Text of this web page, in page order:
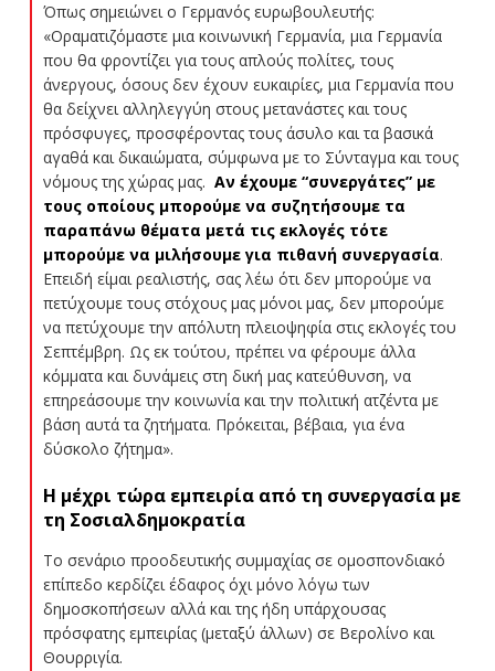
Όπως σημειώνει ο Γερμανός ευρωβουλευτής:
«Οραματιζόμαστε μια κοινωνική Γερμανία, μια Γερμανία
που θα φροντίζει για τους απλούς πολίτες, τους
άνεργους, όσους δεν έχουν ευκαιρίες, μια Γερμανία που
θα δείχνει αλληλεγγύη στους μετανάστες και τους
πρόσφυγες, προσφέροντας τους άσυλο και τα βασικά
αγαθά και δικαιώματα, σύμφωνα με το Σύνταγμα και τους
νόμους της χώρας μας. Αν έχουμε “συνεργάτες” με
τους οποίους μπορούμε να συζητήσουμε τα
παραπάνω θέματα μετά τις εκλογές τότε
μπορούμε να μιλήσουμε για πιθανή συνεργασία.
Επειδή είμαι ρεαλιστής, σας λέω ότι δεν μπορούμε να
πετύχουμε τους στόχους μας μόνοι μας, δεν μπορούμε
να πετύχουμε την απόλυτη πλειοψηφία στις εκλογές του
Σεπτέμβρη. Ως εκ τούτου, πρέπει να φέρουμε άλλα
κόμματα και δυνάμεις στη δική μας κατεύθυνση, να
επηρεάσουμε την κοινωνία και την πολιτική ατζέντα με
βάση αυτά τα ζητήματα. Πρόκειται, βέβαια, για ένα
δύσκολο ζήτημα».
Η μέχρι τώρα εμπειρία από τη συνεργασία με
τη Σοσιαλδημοκρατία
Το σενάριο προοδευτικής συμμαχίας σε ομοσπονδιακό
επίπεδο κερδίζει έδαφος όχι μόνο λόγω των
δημοσκοπήσεων αλλά και της ήδη υπάρχουσας
πρόσφατης εμπειρίας (μεταξύ άλλων) σε Βερολίνο και
Θουρριγία.